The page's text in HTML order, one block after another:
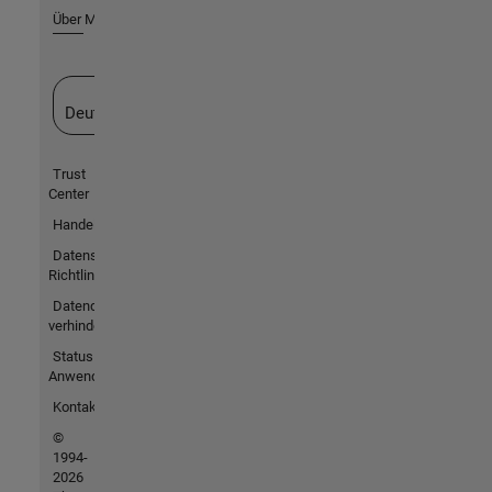
Über MathWorks
Deutschland
Trust
Center
Handelsmarken
Datenschutz-
Richtlinien
Datendiebstahl
verhindern
Status von
Anwendungen
Kontakt
©
1994-
2026